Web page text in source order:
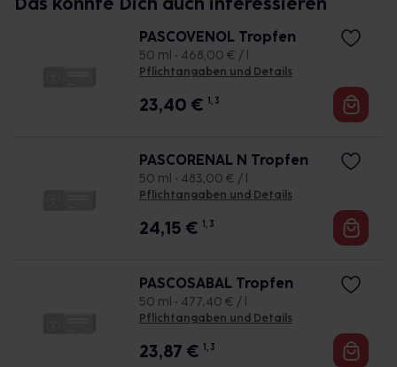
PASCOVENOL Tropfen
50 ml • 468,00 € / l
Pflichtangaben und Details
23,40 € 1, 3
PASCORENAL N Tropfen
50 ml • 483,00 € / l
Pflichtangaben und Details
24,15 € 1, 3
PASCOSABAL Tropfen
50 ml • 477,40 € / l
Pflichtangaben und Details
23,87 € 1, 3